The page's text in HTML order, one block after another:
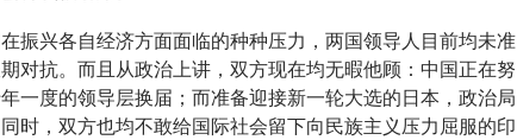
振兴各自经济方面面临的种种压力，两国领导人目前均未准
对抗。而且从政治上讲，双方现在均无暇他顾：中国正在努
一度的领导层换届；而准备迎接新一轮大选的日本，政治局
时，双方也均不敢给国际社会留下向民族主义压力屈服的印